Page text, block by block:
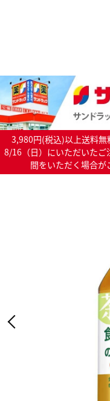
3,980円(税込)以上送料
8/16（日）にいただいたご
間をいただく場合が